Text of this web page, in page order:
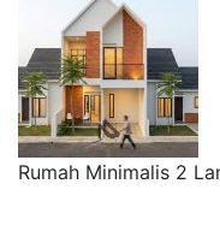
Rumah Minimalis 2